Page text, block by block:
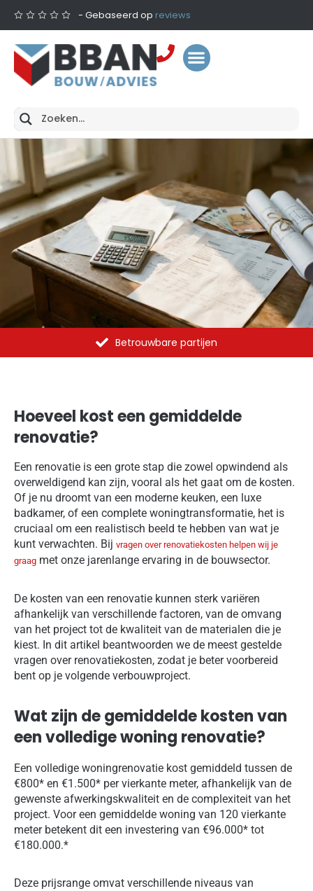
- Gebaseerd op reviews
Al meer dan 1375 opdrachten uitgevoerd
Hoeveel kost een gemiddelde
renovatie?
Een renovatie is een grote stap die zowel opwindend als
overweldigend kan zijn, vooral als het gaat om de kosten.
Of je nu droomt van een moderne keuken, een luxe
badkamer, of een complete woningtransformatie, het is
cruciaal om een realistisch beeld te hebben van wat je
kunt verwachten. Bij vragen over renovatiekosten helpen wij je
graag met onze jarenlange ervaring in de bouwsector.
De kosten van een renovatie kunnen sterk variëren
afhankelijk van verschillende factoren, van de omvang
van het project tot de kwaliteit van de materialen die je
kiest. In dit artikel beantwoorden we de meest gestelde
vragen over renovatiekosten, zodat je beter voorbereid
bent op je volgende verbouwproject.
Wat zijn de gemiddelde kosten van
een volledige woning renovatie?
Een volledige woningrenovatie kost gemiddeld tussen de
€800* en €1.500* per vierkante meter, afhankelijk van de
gewenste afwerkingskwaliteit en de complexiteit van het
project. Voor een gemiddelde woning van 120 vierkante
meter betekent dit een investering van €96.000* tot
€180.000.*
Deze prijsrange omvat verschillende niveaus van